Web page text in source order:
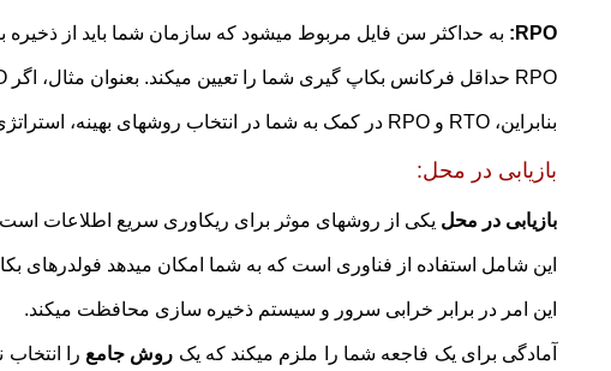
RPO
: به حداکثر سن فایل مربوط میشود که سازمان شما باید از ذخیره
RPO حداقل فرکانس بکاپ گیری شما را تعیین میکند. بعنوان مثال، اگر RPO سازمان شما پنج ساعت باشد، سیستم شما باید حداقل هر پنج ساعت از داده‌ها بکاپ تهیه کند.
بنابراین، RTO و RPO در کمک به شما در انتخاب روشهای بهینه، استراتژی‌ها و فناوری‌های
بازیابی در محل:
بازیابی در محل یکی از روشهای موثر برای ریکاوری سریع اطلاعات
این شامل استفاده از فناوری است که به شما امکان میدهد فولدرهای
این امر در برابر خرابی سرور و سیستم ذخیره سازی محافظت میکند.
آمادگی برای یک فاجعه شما را ملزم میکند که یک روش جامع